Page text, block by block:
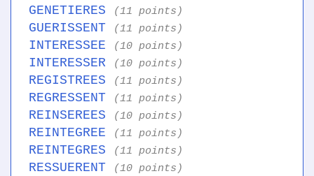
GENETIERES (11 points)
GUERISSENT (11 points)
INTERESSEE (10 points)
INTERESSER (10 points)
REGISTREES (11 points)
REGRESSENT (11 points)
REINSEREES (10 points)
REINTEGREE (11 points)
REINTEGRES (11 points)
RESSUERENT (10 points)